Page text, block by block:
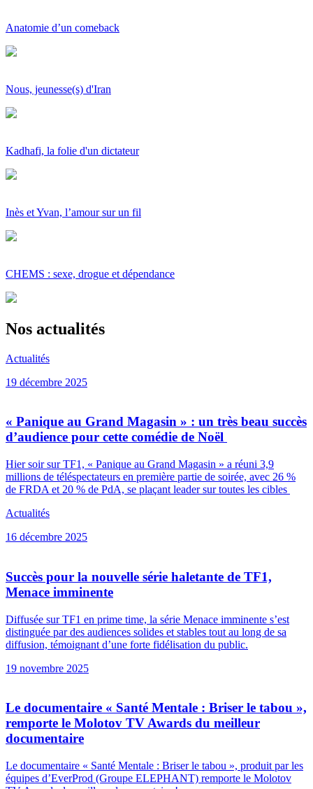
Anatomie d’un comeback
Nous, jeunesse(s) d'Iran
Kadhafi, la folie d'un dictateur
Inès et Yvan, l’amour sur un fil
CHEMS : sexe, drogue et dépendance
Nos actualités
Actualités
19 décembre 2025
« Panique au Grand Magasin » : un très beau succès
d’audience pour cette comédie de Noël
Hier soir sur TF1, « Panique au Grand Magasin » a réuni 3,9
millions de téléspectateurs en première partie de soirée, avec 26 %
de FRDA et 20 % de PdA, se plaçant leader sur toutes les cibles
Actualités
16 décembre 2025
Succès pour la nouvelle série haletante de TF1,
Menace imminente
Diffusée sur TF1 en prime time, la série Menace imminente s’est
distinguée par des audiences solides et stables tout au long de sa
diffusion, témoignant d’une forte fidélisation du public.
19 novembre 2025
Le documentaire « Santé Mentale : Briser le tabou »,
remporte le Molotov TV Awards du meilleur
documentaire
Le documentaire « Santé Mentale : Briser le tabou », produit par les
équipes d’EverProd (Groupe ELEPHANT) remporte le Molotov